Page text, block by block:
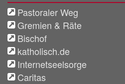
Pastoraler Weg
Gremien & Räte
Bischof
katholisch.de
Internetseelsorge
Caritas